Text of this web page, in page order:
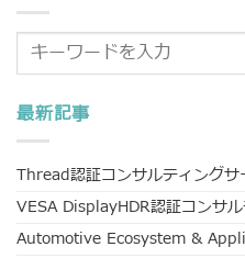
最新記事
Thread認証コンサルティングサ
VESA DisplayHDR認証コンサ
Automotive Ecosystem &